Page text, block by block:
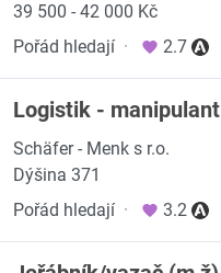
39 500 - 42 000 Kč
Pořád hledají · 2.7
Logistik - manipulant
Schäfer - Menk s r.o.
Dýšina 371
Pořád hledají · 3.2